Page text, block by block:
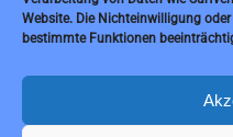
Website. Die Nichteinwilligung
bestimmte Funktionen
Geschäftsführer: Mag. Jürgen Bauer